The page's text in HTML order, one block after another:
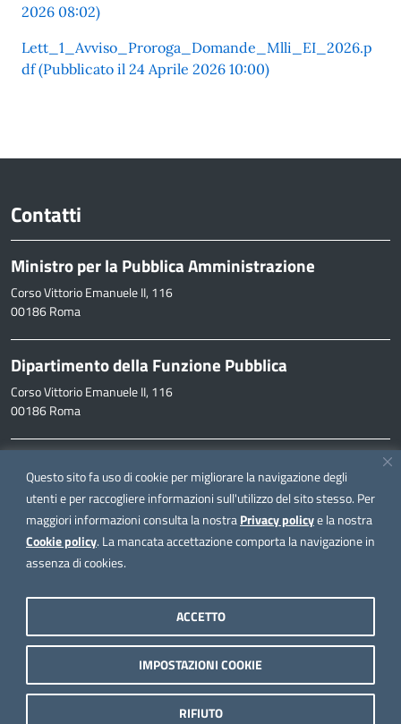
Questo sito fa uso di cookie per migliorare la navigazione degli
utenti e per raccogliere informazioni sull'utilizzo del sito stesso. Per
maggiori informazioni consulta la nostraPrivacy policye la nostra
Cookie policy. La mancata accettazione comporta la navigazione in
assenza di cookies.
IMPOSTAZIONI COOKIE
RIFIUTO
ACCETTO
2026 08:02)
Lett_1_Avviso_Proroga_Domande_Mlli_EI_2026.p
df (Pubblicato il 24 Aprile 2026 10:00)
Contatti
Ministro per la Pubblica Amministrazione
Corso Vittorio Emanuele II, 116
00186 Roma
Dipartimento della Funzione Pubblica
Corso Vittorio Emanuele II, 116
00186 Roma
inpa@funzionepubblica.it
FAQ
FAQ – Domande e risposte
Seguici su
Note legali